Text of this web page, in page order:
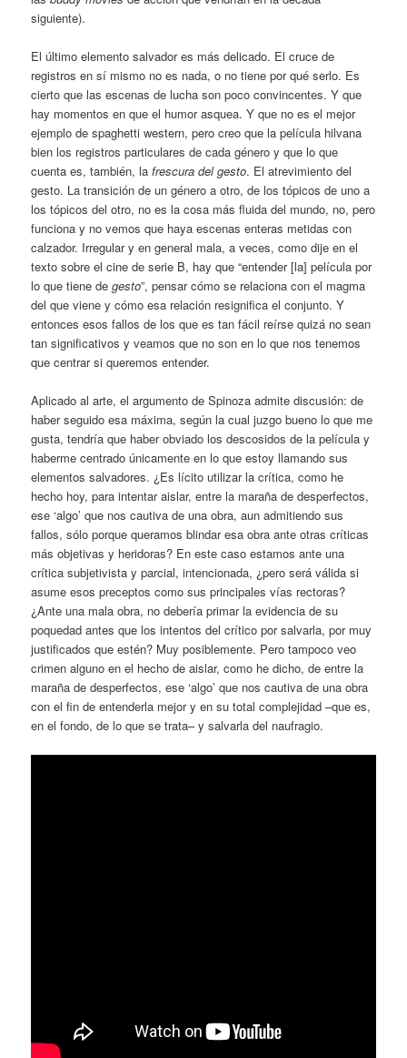
siguiente).
El último elemento salvador es más delicado. El cruce de
registros en sí mismo no es nada, o no tiene por qué serlo. Es
cierto que las escenas de lucha son poco convincentes. Y que
hay momentos en que el humor asquea. Y que no es el mejor
ejemplo de spaghetti western, pero creo que la película hilvana
bien los registros particulares de cada género y que lo que
cuenta es, también, lafrescura del gesto. El atrevimiento del
gesto. La transición de un género a otro, de los tópicos de uno a
los tópicos del otro, no es la cosa más fluida del mundo, no, pero
funciona y no vemos que haya escenas enteras metidas con
calzador. Irregular y en general mala, a veces, como dije en el
texto sobre el cine de serie B, hay que “entender [la] película por
lo que tiene degesto”, pensar cómo se relaciona con el magma
del que viene y cómo esa relación resignifica el conjunto. Y
entonces esos fallos de los que es tan fácil reírse quizá no sean
tan significativos y veamos que no son en lo que nos tenemos
que centrar si queremos entender.
Aplicado al arte, el argumento de Spinoza admite discusión: de
haber seguido esa máxima, según la cual juzgo bueno lo que me
gusta, tendría que haber obviado los descosidos de la película y
haberme centrado únicamente en lo que estoy llamando sus
elementos salvadores. ¿Es lícito utilizar la crítica, como he
hecho hoy, para intentar aislar, entre la maraña de desperfectos,
ese ‘algo’ que nos cautiva de una obra, aun admitiendo sus
fallos, sólo porque queramos blindar esa obra ante otras críticas
más objetivas y heridoras? En este caso estamos ante una
crítica subjetivista y parcial, intencionada, ¿pero será válida si
asume esos preceptos como sus principales vías rectoras?
¿Ante una mala obra, no debería primar la evidencia de su
poquedad antes que los intentos del crítico por salvarla, por muy
justificados que estén? Muy posiblemente. Pero tampoco veo
crimen alguno en el hecho de aislar, como he dicho, de entre la
maraña de desperfectos, ese ‘algo’ que nos cautiva de una obra
con el fin de entenderla mejor y en su total complejidad –que es,
en el fondo, de lo que se trata– y salvarla del naufragio.